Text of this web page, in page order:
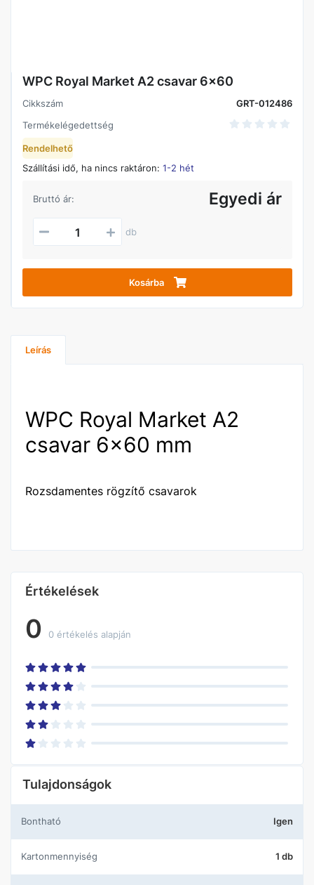
WPC Royal Market A2 csavar 6x60
Cikkszám
GRT-012486
Termékelégedettség
Rendelhető
Szállítási idő, ha nincs raktáron: 1-2 hét
Bruttó ár: Egyedi ár
db
Kosárba
Leírás
WPC Royal Market A2
csavar 6x60 mm
Rozsdamentes rögzítő csavarok
Értékelések
0 0 értékelés alapján
Tulajdonságok
Bontható Igen
Kartonmennyiség 1 db